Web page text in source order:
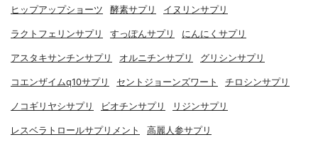
ヒップアップショーツ 酵素サプリ イヌリンサプリ
ラクトフェリンサプリ すっぽんサプリ にんにくサプリ
アスタキサンチンサプリ オルニチンサプリ グリシンサプリ
コエンザイムq10サプリ セントジョーンズワート チロシンサプリ
ノコギリヤシサプリ ビオチンサプリ リジンサプリ
レスベラトロールサプリメント 高麗人参サプリ